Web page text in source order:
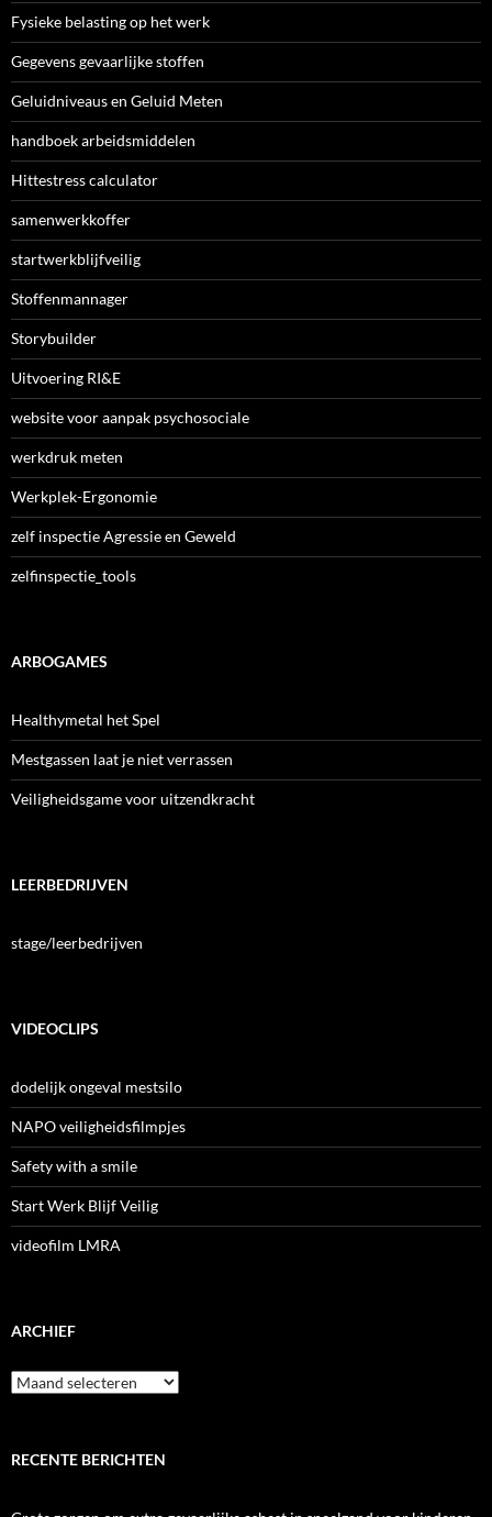
Fysieke belasting op het werk
Gegevens gevaarlijke stoffen
Geluidniveaus en Geluid Meten
handboek arbeidsmiddelen
Hittestress calculator
samenwerkkoffer
startwerkblijfveilig
Stoffenmannager
Storybuilder
Uitvoering RI&E
website voor aanpak psychosociale
werkdruk meten
Werkplek-Ergonomie
zelf inspectie Agressie en Geweld
zelfinspectie_tools
ARBOGAMES
Healthymetal het Spel
Mestgassen laat je niet verrassen
Veiligheidsgame voor uitzendkracht
LEERBEDRIJVEN
stage/leerbedrijven
VIDEOCLIPS
dodelijk ongeval mestsilo
NAPO veiligheidsfilmpjes
Safety with a smile
Start Werk Blijf Veilig
videofilm LMRA
ARCHIEF
Archief
RECENTE BERICHTEN